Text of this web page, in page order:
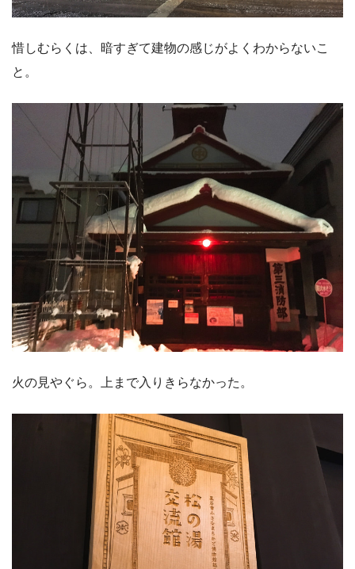
惜しむらくは、暗すぎて建物の感じがよくわからないこ
と。
火の見やぐら。上まで入りきらなかった。